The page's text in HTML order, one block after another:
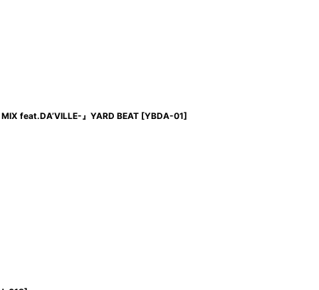
feat.DA’VILLE-』YARD BEAT [YBDA-01]